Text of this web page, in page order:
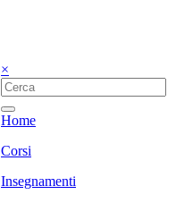
×
Home
Corsi
Insegnamenti